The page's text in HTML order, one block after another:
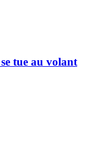
tue au volant